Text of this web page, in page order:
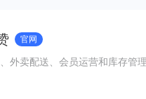
官网
外卖配送、会员运营和库存管